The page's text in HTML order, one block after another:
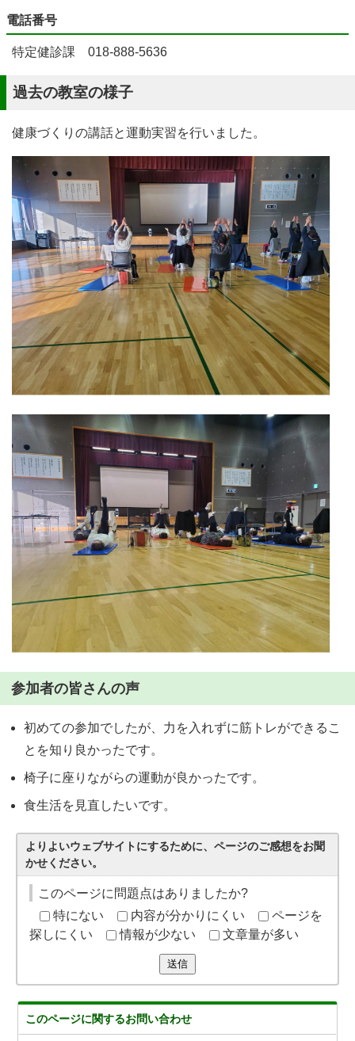
電話番号
特定健診課 018-888-5636
過去の教室の様子
健康づくりの講話と運動実習を行いました。
参加者の皆さんの声
初めての参加でしたが、力を入れずに筋トレができるこ
とを知り良かったです。
椅子に座りながらの運動が良かったです。
食生活を見直したいです。
よりよいウェブサイトにするために、ページのご感想をお聞
かせください。
このページに問題点はありましたか?
特にない
内容が分かりにくい
ページを
探しにくい
情報が少ない 文章量が多い
送信
このページに関するお問い合わせ